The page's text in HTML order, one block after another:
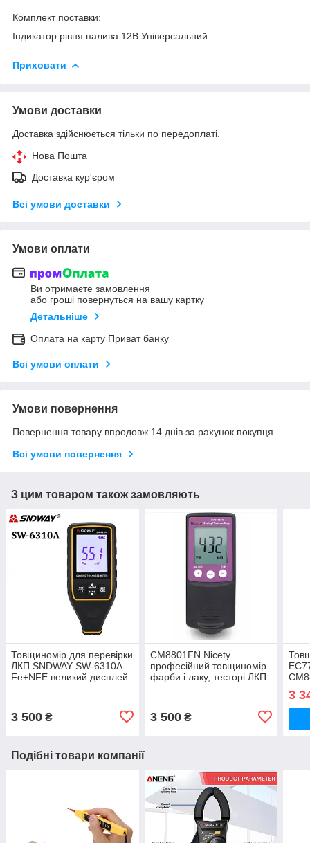
Комплект поставки:
Індикатор рівня палива 12В Універсальний
Приховати
Умови доставки
Доставка здійснюється тільки по передоплаті.
Нова Пошта
Доставка кур'єром
Всі умови доставки
Умови оплати
Ви отримаєте замовлення
або гроші повернуться на вашу картку
Детальніше
Оплата на карту Приват банку
Всі умови оплати
Умови повернення
Повернення товару впродовж 14 днів за рахунок покупця
Всі умови повернення
З цим товаром також замовляють
Товщиномір для перевірки
ЛКП SNDWAY SW-6310A
Fe+NFE великий дисплей
3 500 ₴
СМ8801FN Nicety
професійний товщиномір
фарби і лаку, тесторі ЛКП
3 500₴
3
Подібні товари компанії